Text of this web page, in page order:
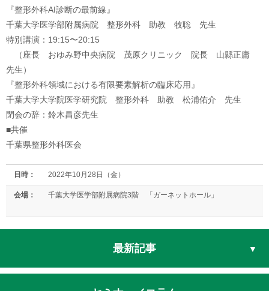
『整形外科AI診断の最前線』
千葉大学医学部附属病院 整形外科 助教 牧聡 先生
特別講演：19:15〜20:15
（座長 おゆみ野中央病院 茂原クリニック 院長 山縣正庸
先生）
『整形外科領域における有限要素解析の臨床応用』
千葉大学大学院医学研究院 整形外科 助教 松浦佑介 先生
閉会の辞：鈴木昌彦先生
■共催
千葉県整形外科医会
日時： 2022年10月28日（金）
会場： 千葉大学医学部附属病院3階 「ガーネットホール」
最新記事